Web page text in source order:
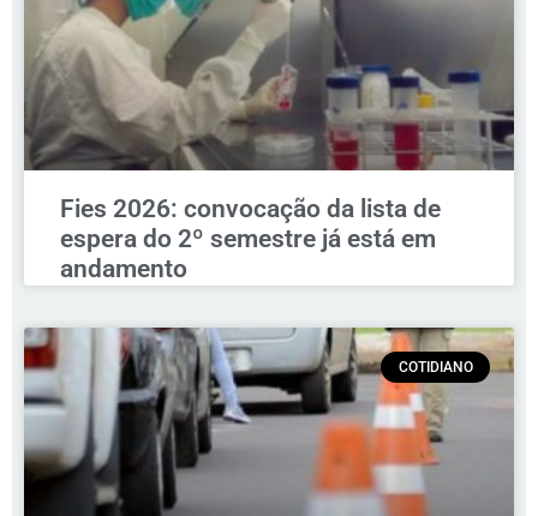
Fies 2026: convocação da lista de
espera do 2º semestre já está em
andamento
COTIDIANO